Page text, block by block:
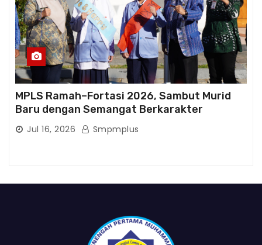
MPLS Ramah–Fortasi 2026, Sambut Murid
Baru dengan Semangat Berkarakter
Jul 16, 2026 Smpmplus